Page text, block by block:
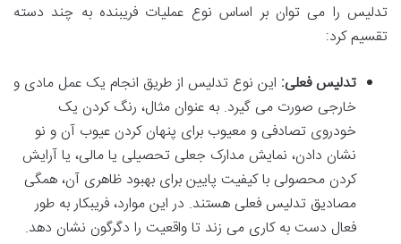
تدلیس را می توان بر اساس نوع عملیات فریبنده به چند دسته
تقسیم کرد:
تدلیس فعلی: این نوع تدلیس از طریق انجام یک عمل مادی و
خارجی صورت می گیرد. به عنوان مثال، رنگ کردن یک
خودروی تصادفی و معیوب برای پنهان کردن عیوب آن و نو
نشان دادن، نمایش مدارک جعلی تحصیلی یا مالی، یا آرایش
کردن محصولی با کیفیت پایین برای بهبود ظاهری آن، همگی
مصادیق تدلیس فعلی هستند. در این موارد، فریبکار به طور
فعال دست به کاری می زند تا واقعیت را دگرگون نشان دهد.